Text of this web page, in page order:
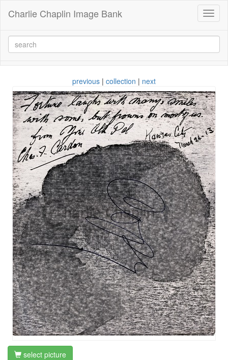
Charlie Chaplin Image Bank
previous | collection | next
select picture